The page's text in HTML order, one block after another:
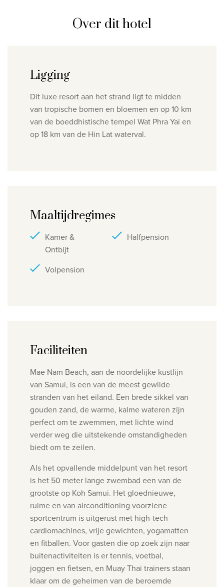
Over dit hotel
Ligging
Dit luxe resort aan het strand ligt te midden
van tropische bomen en bloemen en op 10 km
van de boeddhistische tempel Wat Phra Yai en
op 18 km van de Hin Lat waterval.
Maaltijdregimes
Kamer &
Ontbijt
Halfpension
Volpension
Faciliteiten
Mae Nam Beach, aan de noordelijke kustlijn
van Samui, is een van de meest gewilde
stranden van het eiland. Een brede sikkel van
gouden zand, de warme, kalme wateren zijn
perfect om te zwemmen, met lichte wind
verder weg die uitstekende omstandigheden
biedt om te zeilen.
Als het opvallende middelpunt van het resort
is het 50 meter lange zwembad een van de
grootste op Koh Samui. Het gloednieuwe,
ruime en van airconditioning voorziene
sportcentrum is uitgerust met high-tech
cardiomachines, vrije gewichten, yogamatten
en fitballen. Voor gasten die op zoek zijn naar
buitenactiviteiten is er tennis, voetbal,
joggen en fietsen, en Muay Thai trainers staan
klaar om de geheimen van de beroemde